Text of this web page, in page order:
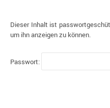
Dieser Inhalt ist
um ihn anzeigen zu können.
Passwort: